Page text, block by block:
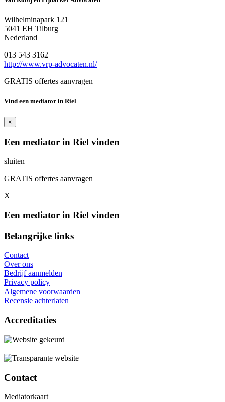
Wilhelminapark 121
5041 EH Tilburg
Nederland
013 543 3162
http://www.vrp-advocaten.nl/
GRATIS offertes aanvragen
Vind een mediator in Riel
×
Een mediator in Riel vinden
sluiten
GRATIS offertes aanvragen
X
Een mediator in Riel vinden
Belangrijke links
Contact
Over ons
Bedrijf aanmelden
Privacy policy
Algemene voorwaarden
Recensie achterlaten
Accreditaties
Contact
Mediatorkaart